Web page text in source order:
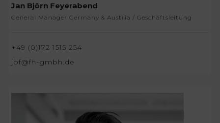
Jan Björn Feyerabend
General Manager Germany & Austria / Geschäftsleitung
+49 (0)172 1515 254
jbf@fh-gmbh.de